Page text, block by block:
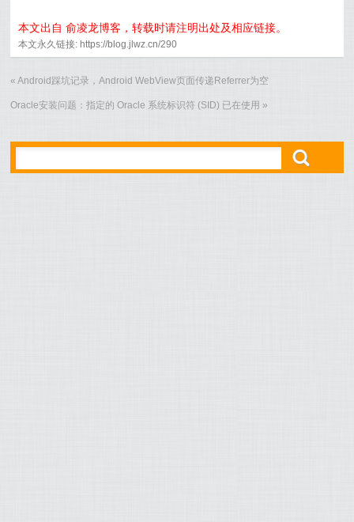
本文出自 俞凌龙博客，转载时请注明出处及相应链接。
本文永久链接: https://blog.jlwz.cn/290
«Android踩坑记录，Android WebView页面传递Referrer为空
Oracle安装问题：指定的 Oracle 系统标识符 (SID) 已在使用 »
ő